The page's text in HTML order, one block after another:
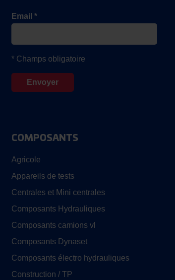
Email *
* Champs obligatoire
COMPOSANTS
Agricole
Appareils de tests
Centrales et Mini centrales
Composants Hydrauliques
Composants camions vl
Composants Dynaset
Composants électro hydrauliques
Construction / TP